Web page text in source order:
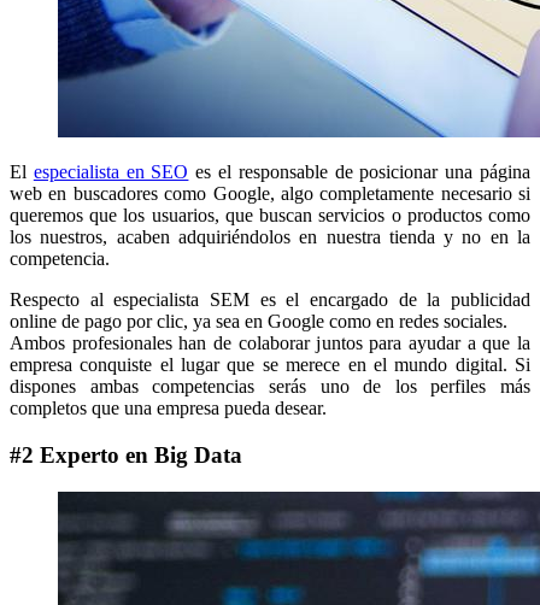
El especialista en SEO es el responsable de posicionar una página
web en buscadores como Google, algo completamente necesario si
queremos que los usuarios, que buscan servicios o productos como
los nuestros, acaben adquiriéndolos en nuestra tienda y no en la
competencia.
Respecto al especialista SEM es el encargado de la publicidad
online de pago por clic, ya sea en Google como en redes sociales.
Ambos profesionales han de colaborar juntos para ayudar a que la
empresa conquiste el lugar que se merece en el mundo digital. Si
dispones ambas competencias serás uno de los perfiles más
completos que una empresa pueda desear.
#2 Experto en Big Data